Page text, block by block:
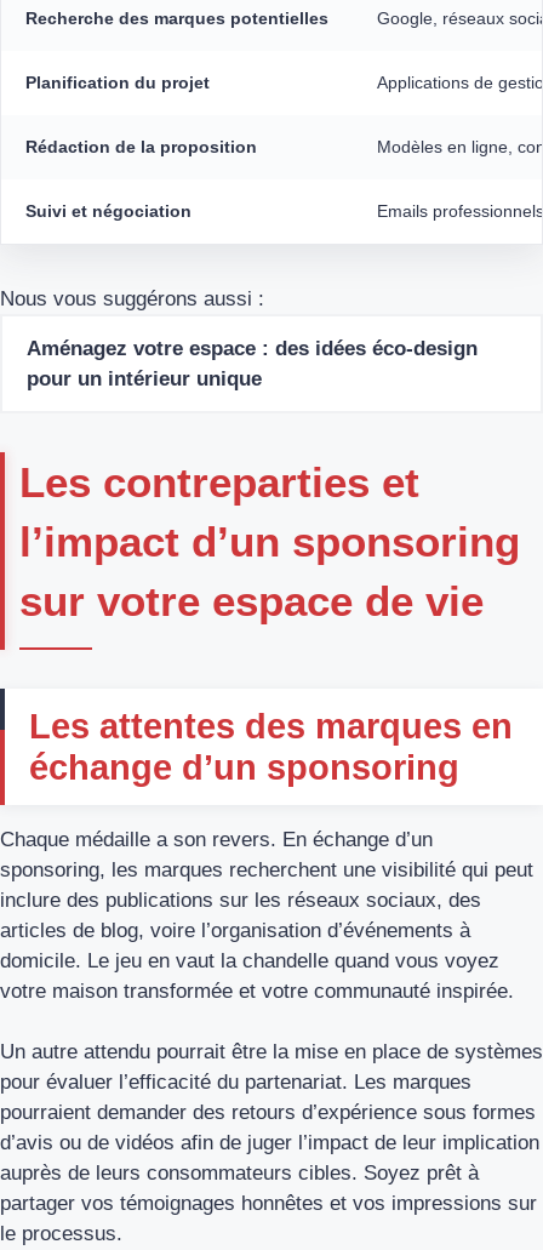
Recherche des marques potentielles Google, réseaux
Planification du projet Applications de
Rédaction de la proposition Modèles en ligne,
Suivi et négociation Emails
Nous vous suggérons aussi :
Aménagez votre espace : des idées éco-design
pour un intérieur unique
Les contreparties et
l’impact d’un sponsoring
sur votre espace de vie
Les attentes des marques en
échange d’un sponsoring
Chaque médaille a son revers. En échange d’un
sponsoring, les marques recherchent une visibilité qui peut
inclure des publications sur les réseaux sociaux, des
articles de blog, voire l’organisation d’événements à
domicile. Le jeu en vaut la chandelle quand vous voyez
votre maison transformée et votre communauté inspirée.
Un autre attendu pourrait être la mise en place de systèmes
pour évaluer l’efficacité du partenariat. Les marques
pourraient demander des retours d’expérience sous formes
d’avis ou de vidéos afin de juger l’impact de leur implication
auprès de leurs consommateurs cibles. Soyez prêt à
partager vos témoignages honnêtes et vos impressions sur
le processus.